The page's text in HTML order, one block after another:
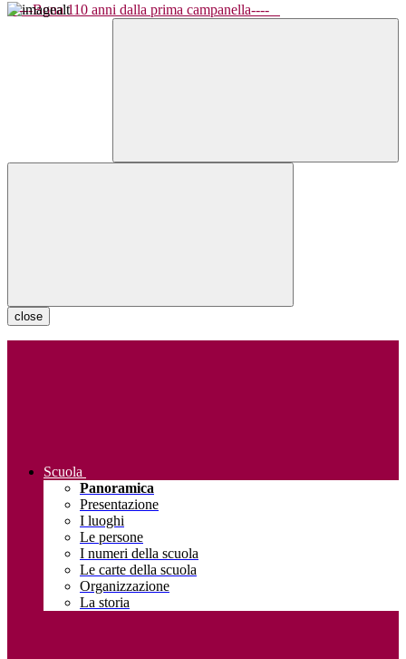
----Bona 110 anni dalla prima campanella----
close
Scuola
Panoramica
Presentazione
I luoghi
Le persone
I numeri della scuola
Le carte della scuola
Organizzazione
La storia